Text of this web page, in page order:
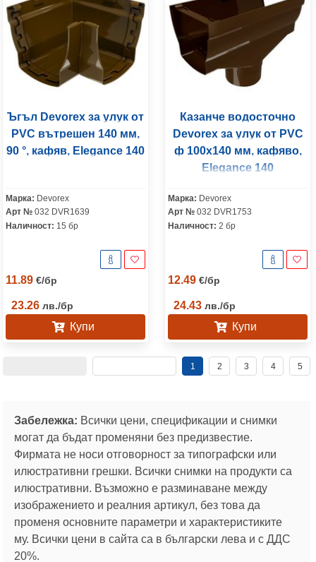
Ъгъл Devorex за улук от
PVC вътрешен 140 мм,
90 °, кафяв, Elegance 140
Марка: Devorex
Арт № 032 DVR1639
Наличност: 15 бр
11.89 €/бр
23.26 лв./бр
Купи
Казанче водосточно
Devorex за улук от PVC
ф 100x140 мм, кафяво,
Elegance 140
Марка: Devorex
Арт № 032 DVR1753
Наличност: 2 бр
12.49 €/бр
24.43 лв./бр
Купи
1 2 3 4 5
Забележка: Всички цени, спецификации и снимки
могат да бъдат променяни без предизвестие.
Фирмата не носи отговорност за типографски или
илюстративни грешки. Всички снимки на продукти са
илюстративни. Възможно е разминаване между
изображението и реалния артикул, без това да
променя основните параметри и характеристиките
му. Всички цени в сайта са в български лева и с ДДС
20%.